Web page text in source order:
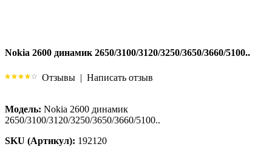
Nokia 2600 динамик 2650/3100/3120/3250/3650/3660/5100..
Отзывы | Написать отзыв
Модель: Nokia 2600 динамик
2650/3100/3120/3250/3650/3660/5100..
SKU (Артикул): 192120